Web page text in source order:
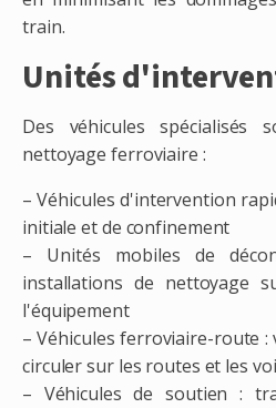
train.
Unités
Des véhicules spécialisés
nettoyage ferroviaire :
– Véhicules d'intervention
initiale et de confinement
– ​​​​Unités mobiles de
installations de nettoyage
l'équipement
–Véhicules ferroviaire-route :
circuler sur les routes et les
– Véhicules de soutien :